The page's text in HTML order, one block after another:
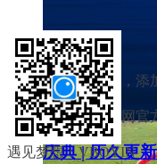
庆典 | 历久更
喜相逢！轻触图标，添
声倾天下播音主持网官
遇见梦想：VBOYIN